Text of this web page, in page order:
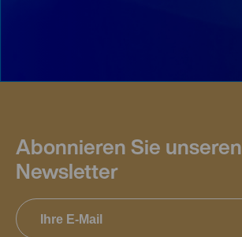
Abonnieren Sie unseren
Newsletter